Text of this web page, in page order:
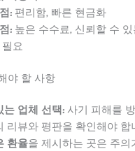
:편리함, 빠른 현금화
:높은 수수료, 신뢰할 수 있
필요
야 할 사항
는 업체 선택:사기 피해를
리뷰와 평판을 확인해야 합
환율을 제시하는 곳은 주의